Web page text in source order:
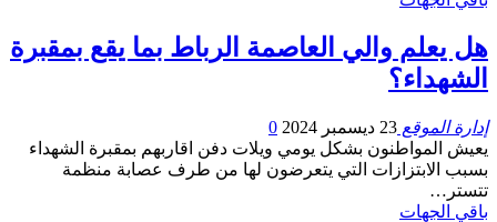
هل يعلم والي العاصمة الرباط بما يقع بمقبرة
الشهداء؟
إدارة الموقع 23 ديسمبر 2024
0
يعيش المواطنون بشكل يومي ويلات دفن اقاربهم بمقبرة الشهداء
بسبب الابتزازات التي يتعرضون لها من طرف عصابة منظمة
تتستر…
باقي الجهات